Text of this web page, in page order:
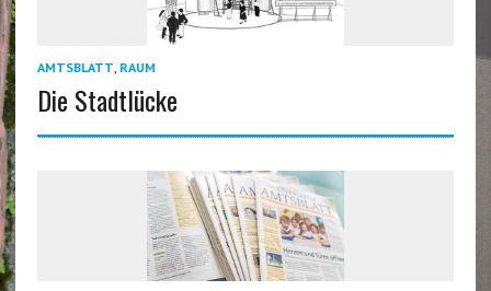
AMTSBLATT, RAUM
Die Stadtlücke